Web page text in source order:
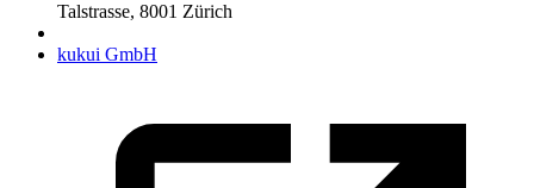
Talstrasse, 8001 Zürich
kukui GmbH